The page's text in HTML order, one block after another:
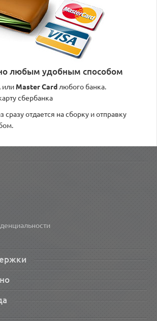
любым удобным способом
или Master Card любого банка.
сбербанка
сразу отдается на сборку и отправку